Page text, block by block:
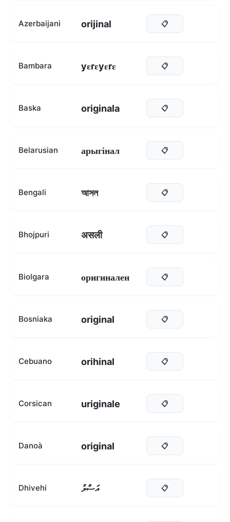
Azerbaijani orijinal 📋
Bambara yɛrɛyɛrɛ 📋
Baska originala 📋
Belarusian арыгінал 📋
Bengali আসল 📋
Bhojpuri असली 📋
Biolgara оригинален 📋
Bosniaka original 📋
Cebuano orihinal 📋
Corsican uriginale 📋
Danoà original 📋
Dhivehi އަސްލު 📋